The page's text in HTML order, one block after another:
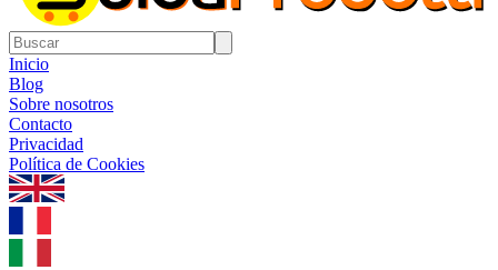
Inicio
Blog
Sobre nosotros
Contacto
Privacidad
Política de Cookies